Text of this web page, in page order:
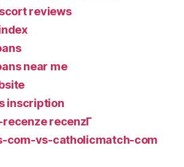
reviews
near me
inscription
recenzГ­
com-vs-catholicmatch-com